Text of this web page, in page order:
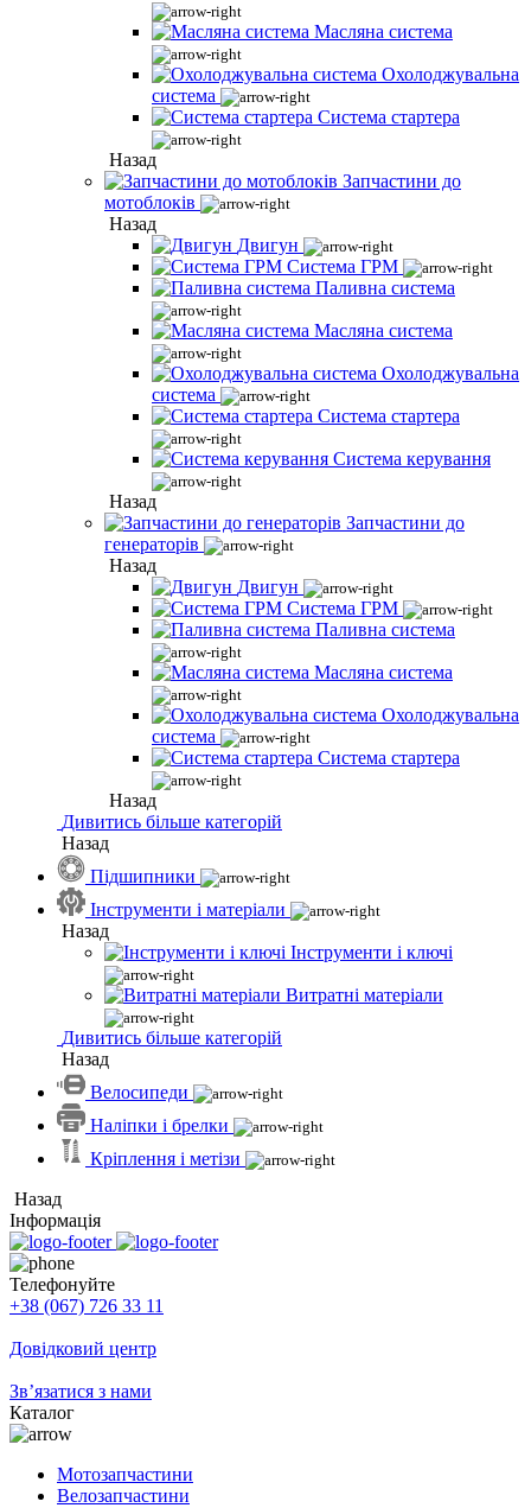
Масляна система
Охолоджувальна
система
Система стартера
Назад
Запчастини до
мотоблоків
Назад
Двигун
Система ГРМ
Паливна система
Масляна система
Охолоджувальна
система
Система стартера
Система керування
Назад
Запчастини до
генераторів
Назад
Двигун
Система ГРМ
Паливна система
Масляна система
Охолоджувальна
система
Система стартера
Назад
Дивитись більше категорій
Назад
Підшипники
Інструменти і матеріали
Назад
Інструменти і ключі
Витратні матеріали
Дивитись більше категорій
Назад
Велосипеди
Наліпки і брелки
Кріплення і метізи
Назад
Інформація
Телефонуйте
+38 (067) 726 33 11
Довідковий центр
Зв’язатися з нами
Каталог
Мотозапчастини
Велозапчастини